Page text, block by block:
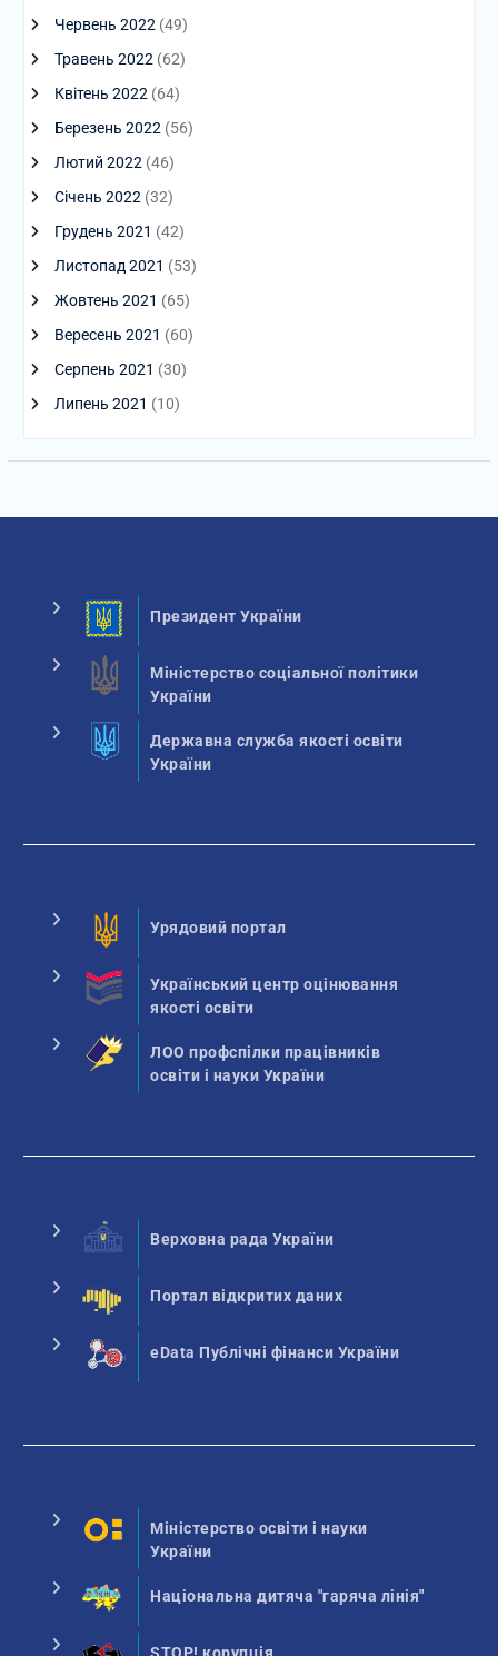
Червень 2022 (49)
Травень 2022 (62)
Квітень 2022 (64)
Березень 2022 (56)
Лютий 2022 (46)
Січень 2022 (32)
Грудень 2021 (42)
Листопад 2021 (53)
Жовтень 2021 (65)
Вересень 2021 (60)
Серпень 2021 (30)
Липень 2021 (10)
Президент України
Міністерство соціальної політики
України
Державна служба якості освіти
України
Урядовий портал
Український центр оцінювання
якості освіти
ЛОО профспілки працівників
освіти і науки України
Верховна рада України
Портал відкритих даних
eData Публічні фінанси України
Міністерство освіти і науки
України
Національна дитяча "гаряча лінія"